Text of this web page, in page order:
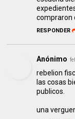
compraron
RESPONDER
Anónimo
rebelion
las cosas
publicos.
una